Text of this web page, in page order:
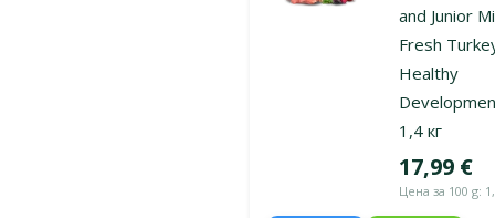
and Junior
Fresh
Healthy
1,4 кг
Цена
17,99 €
Цена за 100 g: